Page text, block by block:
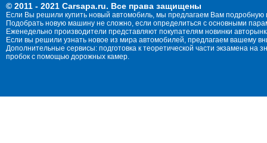
© 2011 - 2021 Carsapa.ru. Все права защищены
Если Вы решили купить новый автомобиль, мы предлагаем Вам
Подобрать новую машину не сложно, если определиться с основными
Еженедельно производители представляют покупателям новинки
Если вы решили узнать новое из мира автомобилей, предлагаем вашему
Дополнительные сервисы: подготовка к теоретической части экзамена
пробок с помощью дорожных камер.